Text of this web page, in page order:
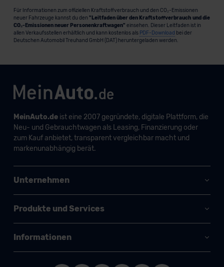
Für Informationen zum offiziellen Kraftstoffverbrauch und den CO₂-Emissionen
neuer Fahrzeuge kannst du den "Leitfaden über den Kraftstoffverbrauch und die
CO₂-Emissionen neuer Personenkraftwagen" einsehen. Dieser Leitfaden ist in
allen Verkaufsstellen erhältlich und kann kostenlos als PDF-Download bei der
Deutschen Automobil Treuhand GmbH (DAT) heruntergeladen werden.
MeinAuto.deist eine 2007 gegründete, digitale Plattform, die
Neu- und Gebrauchtwagen als Leasing, Finanzierung oder
zum Kauf anbietet, transparent vergleichbar macht und
markenunabhängig berät.
Unternehmen
Produkte und Services
Informationen